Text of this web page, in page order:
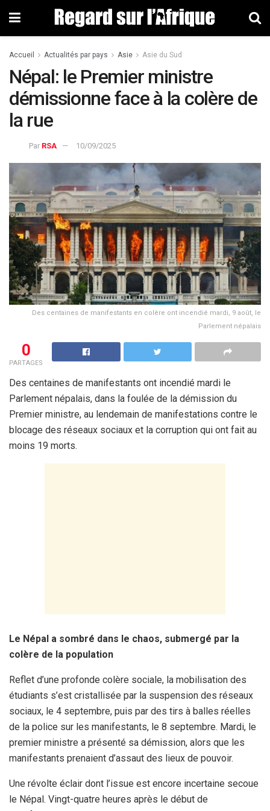
Accueil Actualités par pays Asie Asie du Sud
Népal: le Premier ministre
démissionne face à la colère de
la rue
Par RSA 10/09/2025
Des centaines de manifestants en colère ont incendié mardi, 9 août, le
Parlement népalais
0
PARTAGES
Des centaines de manifestants ont incendié mardi le
Parlement népalais, dans la foulée de la démission du
Premier ministre, au lendemain de manifestations contre le
blocage des réseaux sociaux et la corruption qui ont fait au
moins 19 morts.
Le Népal a sombré dans le chaos, submergé par la
colère de la population
Reflet d’une profonde colère sociale, la mobilisation des
étudiants s’est cristallisée par la suspension des réseaux
sociaux, le 4 septembre, puis par des tirs à balles réelles
de la police sur les manifestants, le 8 septembre. Mardi, le
premier ministre a présenté sa démission, alors que les
manifestants prenaient d’assaut des lieux de pouvoir.
Une révolte éclair dont l’issue est encore incertaine secoue
le Népal. Vingt-quatre heures après le début de